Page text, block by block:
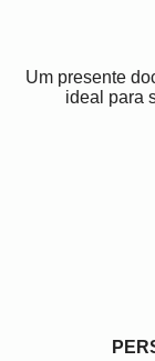
Um presente
ideal para